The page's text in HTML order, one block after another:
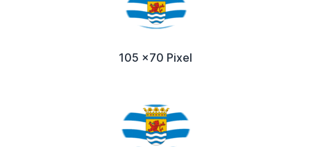
105 x70 Pixel